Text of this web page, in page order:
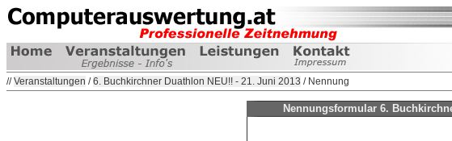
//Veranstaltungen /6. Buchkirchner Duathlon NEU!! - 21. Juni 2013 / Nennung
Nennungsformular 6.